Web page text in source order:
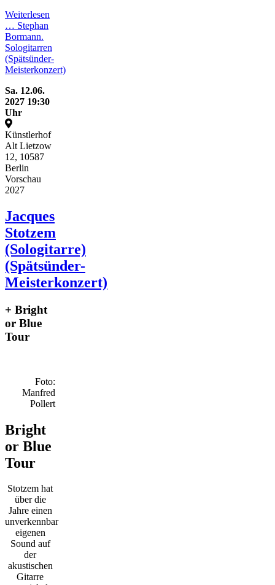
Weiterlesen
… Stephan
Bormann.
Sologitarren
(Spätsünder-
Meisterkonzert)
Sa. 12.06.
2027 19:30
Uhr
Künstlerhof
Alt Lietzow
12, 10587
Berlin
Vorschau
2027
Jacques
Stotzem
(Sologitarre)
(Spätsünder-
Meisterkonzert)
+ Bright
or Blue
Tour
Foto:
Manfred
Pollert
Bright
or Blue
Tour
Stotzem hat
über die
Jahre einen
unverkennbar
eigenen
Sound auf
der
akustischen
Gitarre